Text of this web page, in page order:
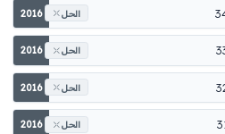
2016 الحل
2016 الحل
2016 الحل
2016 الحل